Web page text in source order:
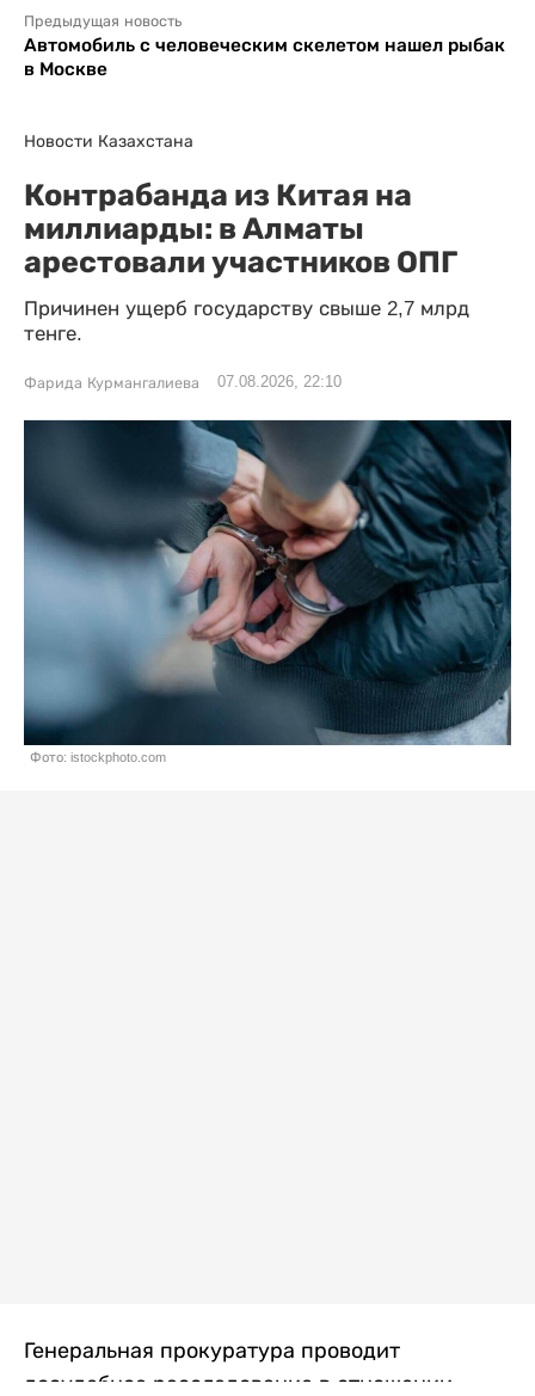
Предыдущая новость
Автомобиль с человеческим скелетом нашел рыбак
в Москве
Новости Казахстана
Контрабанда из Китая на
миллиарды: в Алматы
арестовали участников ОПГ
Причинен ущерб государству свыше 2,7 млрд
тенге.
Фарида Курмангалиева 07.08.2026, 22:10
Фото: istockphoto.com
Генеральная прокуратура проводит
досудебное расследование в отношении